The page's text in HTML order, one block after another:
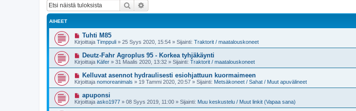
Etsi
AIHEET
U
u
s
v
i
e
t
i
Tuhti M85
Kirjoittaja Timppuli » 25 Syys 2020, 15:54 » Sijainti: Traktorit / maatalouskoneet
U
u
s
v
i
e
s
t
i
Deutz-Fahr Agroplus 95 - Korkea tyhjäkäynti
Kirjoittaja Käfer » 31 Maalis 2020, 13:32 » Sijainti: Traktorit / maatalouskoneet
U
u
s
v
i
e
Kelluvat asennot hydraulisesti esiohjattuun kuormaimeen
Kirjoittaja nomoreanimals » 19 Tammi 2020, 20:57 » Sijainti: Metsäkoneet / Sahat / Muut apuvälineet
U
u
s
apuponsi
Kirjoittaja asko1977 » 08 Syys 2019, 11:00 » Sijainti: Muu keskustelu / Muut linkit (Vapaa sana)